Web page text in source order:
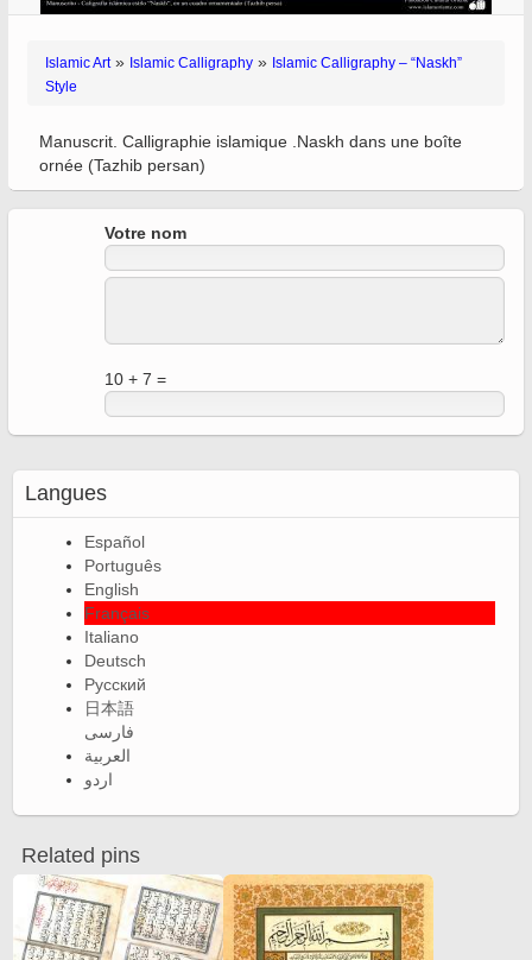
Islamic Art» Islamic Calligraphy » Islamic Calligraphy – “Naskh”
Style
Manuscrit. Calligraphie islamique .Naskh dans une boîte
ornée (Tazhib persan)
Votre nom
10 + 7 =
Langues
Español
Português
English
Français
Italiano
Deutsch
Русский
日本語
فارسی
العربية
اردو
Related pins